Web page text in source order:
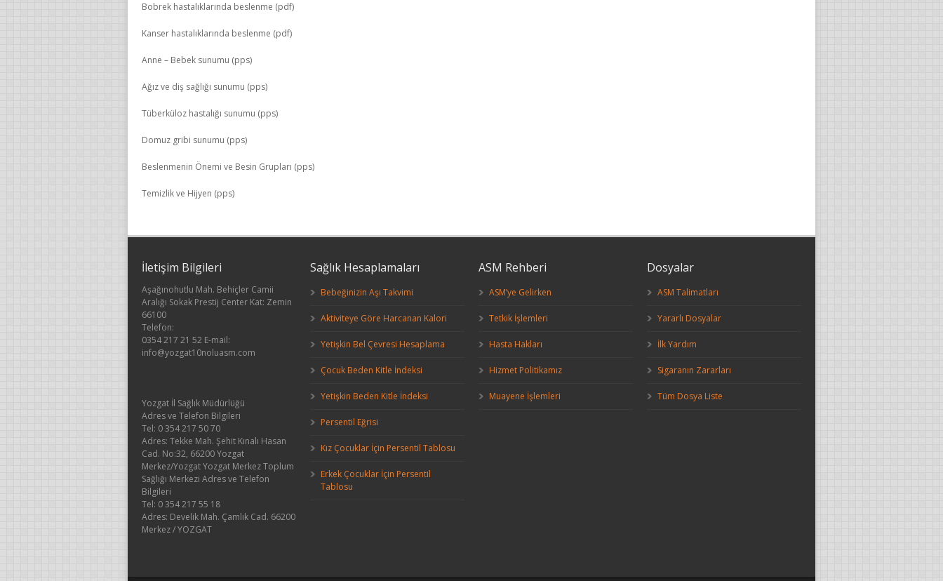
Bobrek hastalıklarında beslenme (pdf)
Kanser hastalıklarında beslenme (pdf)
Anne – Bebek sunumu (pps)
Ağız ve diş sağlığı sunumu (pps)
Tüberküloz hastalığı sunumu (pps)
Domuz gribi sunumu (pps)
Beslenmenin Önemi ve Besin Grupları (pps)
Temizlik ve Hijyen (pps)
İletişim Bilgileri
Aşağınohutlu Mah. Behiçler Camii
Aralığı Sokak Prestij Center Kat: Zemin
66100
Telefon:
0354 217 21 52 E-mail:
info@yozgat10noluasm.com
Yozgat İl Sağlık Müdürlüğü
Adres ve Telefon Bilgileri
Tel: 0 354 217 50 70
Adres: Tekke Mah. Şehit Kınalı Hasan
Cad. No:32, 66200 Yozgat
Merkez/Yozgat Yozgat Merkez Toplum
Sağlığı Merkezi Adres ve Telefon
Bilgileri
Tel: 0 354 217 55 18
Adres: Develik Mah. Çamlık Cad. 66200
Merkez / YOZGAT
Sağlık Hesaplamaları
Bebeğinizin Aşı Takvimi
Aktiviteye Göre Harcanan Kalori
Yetişkin Bel Çevresi Hesaplama
Çocuk Beden Kitle İndeksi
Yetişkin Beden Kitle İndeksi
Persentil Eğrisi
Kız Çocuklar İçin Persentil Tablosu
Erkek Çocuklar İçin Persentil
Tablosu
ASM Rehberi
ASM’ye Gelirken
Tetkik İşlemleri
Hasta Hakları
Hizmet Politikamız
Muayene İşlemleri
Dosyalar
ASM Talimatları
Yararlı Dosyalar
İlk Yardım
Sigaranın Zararları
Tüm Dosya Liste